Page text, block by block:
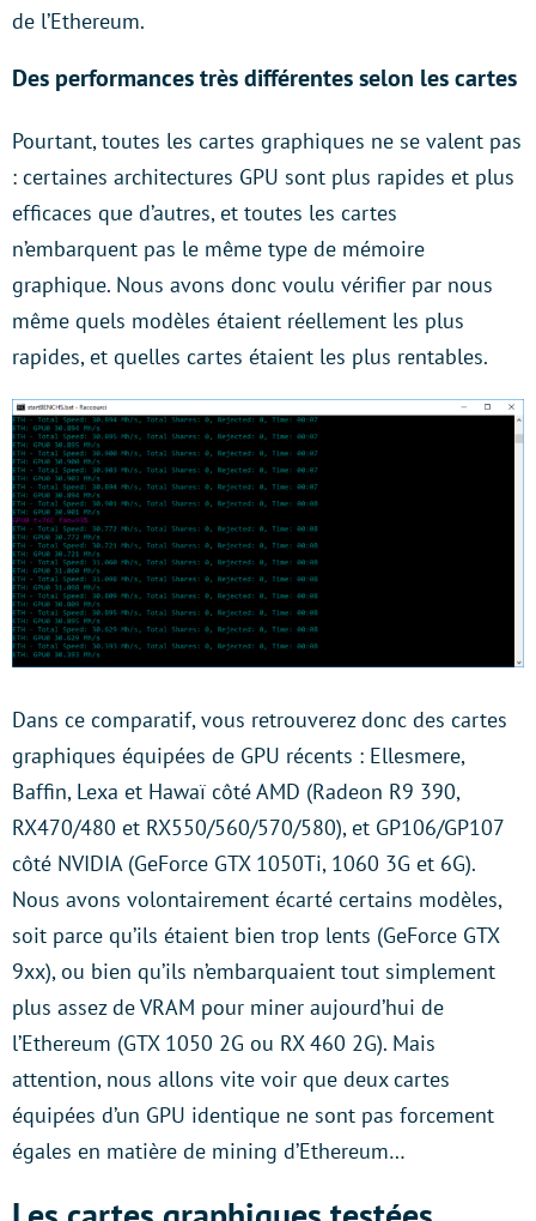
de l’Ethereum.
Des performances très différentes selon les cartes
Pourtant, toutes les cartes graphiques ne se valent pas
: certaines architectures GPU sont plus rapides et plus
efficaces que d’autres, et toutes les cartes
n’embarquent pas le même type de mémoire
graphique. Nous avons donc voulu vérifier par nous
même quels modèles étaient réellement les plus
rapides, et quelles cartes étaient les plus rentables.
Dans ce comparatif, vous retrouverez donc des cartes
graphiques équipées de GPU récents : Ellesmere,
Baffin, Lexa et Hawaï côté AMD (Radeon R9 390,
RX470/480 et RX550/560/570/580), et GP106/GP107
côté NVIDIA (GeForce GTX 1050Ti, 1060 3G et 6G).
Nous avons volontairement écarté certains modèles,
soit parce qu’ils étaient bien trop lents (GeForce GTX
9xx), ou bien qu’ils n’embarquaient tout simplement
plus assez de VRAM pour miner aujourd’hui de
l’Ethereum (GTX 1050 2G ou RX 460 2G). Mais
attention, nous allons vite voir que deux cartes
équipées d’un GPU identique ne sont pas forcement
égales en matière de mining d’Ethereum…